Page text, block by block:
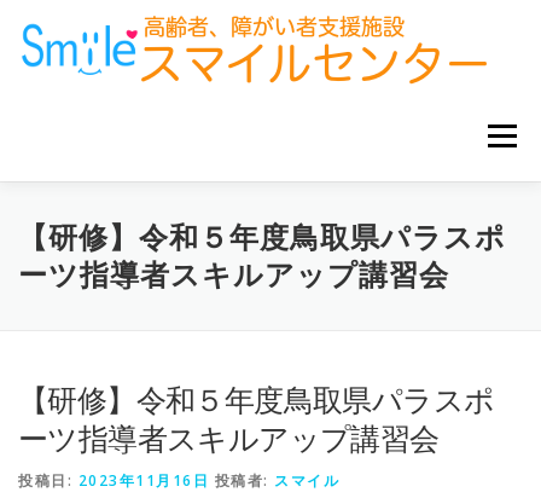
キ
メニュー
ホーム お知らせ サービス事業所 グループ企業
【研修】令和５年度鳥取県パラスポ
ーツ指導者スキルアップ講習会
【研修】令和５年度鳥取県パラスポ
ーツ指導者スキルアップ講習会
投稿日: 2023年11月16日 投稿者: スマイル